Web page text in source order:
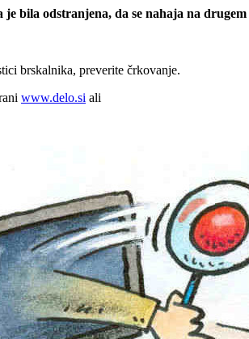
bila odstranjena, da se nahaja na
brskalnika, preverite črkovanje.
www.delo.si ali